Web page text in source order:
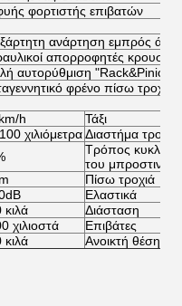
φορτιστής επιβατών
ανάρτηση εμπρός
απορροφητές
αυτορύθμιση "Rack&Pinion"
φρένο πίσω τροχού
h
Τάξι
χιλιόμετραΔιαστήμα
Τρόπος
του μπροστινού
Πίσω τροχιά
Ελαστικά
Διάσταση
χιλιοστά
Επιβάτες
Ανοικτή θέση